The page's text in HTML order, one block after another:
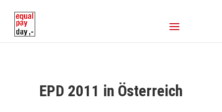
EPD 2011 in Österreich